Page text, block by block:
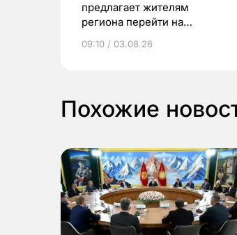
предлагает жителям
региона перейти на
выиграть призы
09:10 / 03.08.26
Похожие